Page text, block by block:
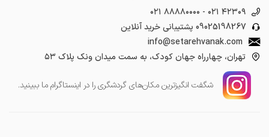
۰۲۱ ۸۸۸۸۰۰۰۰ - ۰۲۱ ۴۲۳۰۹
09025198267 پشتیبانی خرید آنلاین
info@setarehvanak.com
تهران، چهارراه جهان کودک، به سمت میدان ونک پلاک ۵۳
شگفت انگیز‌ترین مکان‌های گردشگری را در اینستاگرام ما ببینید.